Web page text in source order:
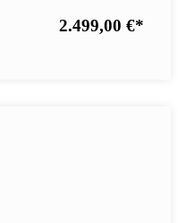
2.499,00 €*